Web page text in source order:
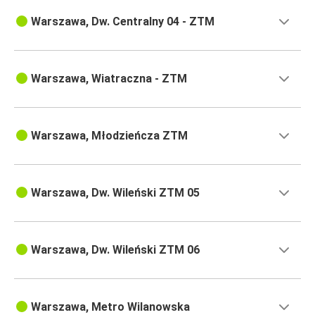
Warszawa, Dw. Centralny 04 - ZTM
Warszawa, Wiatraczna - ZTM
Warszawa, Młodzieńcza ZTM
Warszawa, Dw. Wileński ZTM 05
Warszawa, Dw. Wileński ZTM 06
Warszawa, Metro Wilanowska